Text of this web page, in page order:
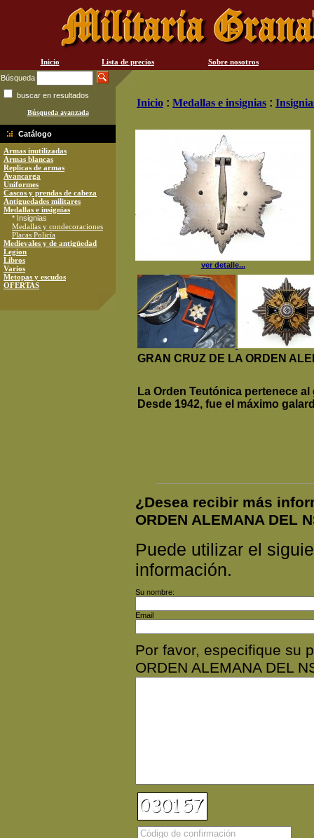
Inicio Lista de precios
Sobre nosotros
Búsqueda
buscar en resultados
Búsqueda avanzada
Catálogo
Armas inutilizadas
Armas blancas
Replicas de armas
Avancarga
Uniformes
Cascos y prendas de cabeza
Antiguedades militares
Medallas e insignias
* Insignias
Medallas y condecoraciones
Placas Policía
Medievales y de antigüedad
Legion
Libros
Varios
Metopas y escudos
OFERTAS
Inicio : Medallas e insignias :
ver detalle...
GRAN CRUZ DE LA ORDEN
La Orden Teutónica pertenece
Desde 1942, fue el máximo
¿Desea recibir más
ORDEN ALEMANA DEL
Puede utilizar el
información.
Su nombre:
Email
Por favor, especifique su
ORDEN ALEMANA DEL